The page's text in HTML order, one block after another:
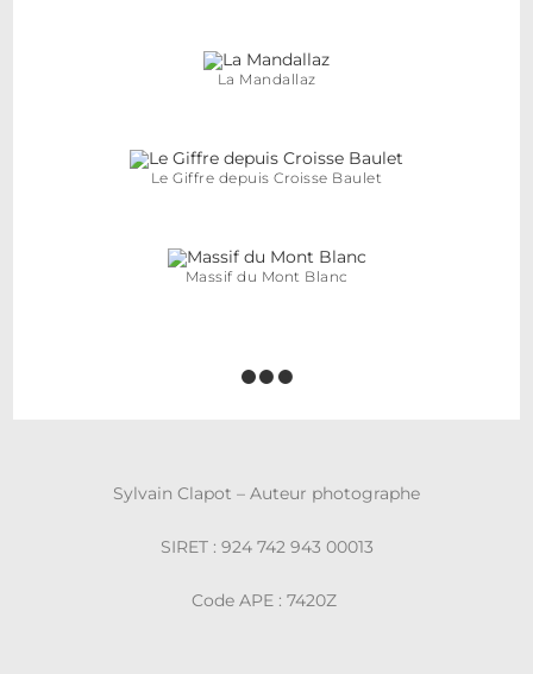
La Mandallaz
Le Giffre depuis Croisse Baulet
Massif du Mont Blanc
Sylvain Clapot – Auteur photographe
SIRET : 924 742 943 00013
Code APE : 7420Z